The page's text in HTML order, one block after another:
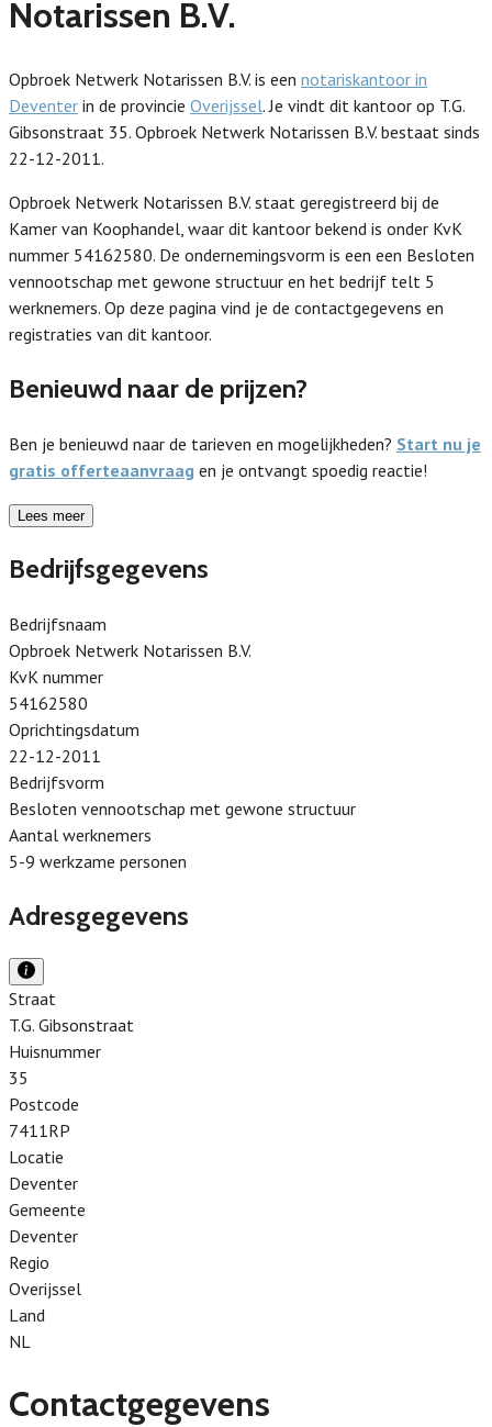
Notarissen B.V.
Opbroek Netwerk Notarissen B.V. is een notariskantoor in
Deventer in de provincie Overijssel. Je vindt dit kantoor op T.G.
Gibsonstraat 35. Opbroek Netwerk Notarissen B.V. bestaat sinds
22-12-2011.
Opbroek Netwerk Notarissen B.V. staat geregistreerd bij de
Kamer van Koophandel, waar dit kantoor bekend is onder KvK
nummer 54162580. De ondernemingsvorm is een een Besloten
vennootschap met gewone structuur en het bedrijf telt 5
werknemers. Op deze pagina vind je de contactgegevens en
registraties van dit kantoor.
Benieuwd naar de prijzen?
Ben je benieuwd naar de tarieven en mogelijkheden? Start nu je
gratis offerteaanvraag en je ontvangt spoedig reactie!
Lees meer
Bedrijfsgegevens
Bedrijfsnaam
Opbroek Netwerk Notarissen B.V.
KvK nummer
54162580
Oprichtingsdatum
22-12-2011
Bedrijfsvorm
Besloten vennootschap met gewone structuur
Aantal werknemers
5-9 werkzame personen
Adresgegevens
Straat
T.G. Gibsonstraat
Huisnummer
35
Postcode
7411RP
Locatie
Deventer
Gemeente
Deventer
Regio
Overijssel
Land
NL
Contactgegevens